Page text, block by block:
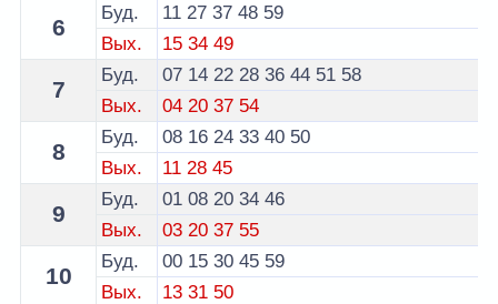
6
Буд. 11 27 37 48 59
Вых.
15 34 49
7
Буд. 07 14 22 28 36 44 51 58
Вых.
04 20 37 54
8
Буд. 08 16 24 33 40 50
Вых.
11 28 45
9
Буд. 01 08 20 34 46
Вых.
03 20 37 55
10
Буд. 00 15 30 45 59
Вых.
13 31 50